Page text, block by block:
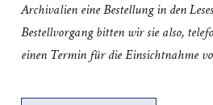
Archivalien eine Bestellung in den
Bestellvorgang bitten wir sie also,
einen Termin für die Einsichtnahme